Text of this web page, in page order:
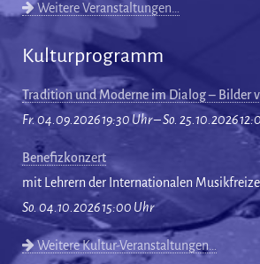
Weitere Veranstaltungen…
Kulturprogramm
Tradition und Moderne im Dialog – Bilder
Fr. 04.09.2026 19:30 Uhr – So. 25.10.2026
Benefizkonzert
mit Lehrern der Internationalen
So. 04.10.2026 15:00 Uhr
Weitere Kultur-Veranstaltungen…